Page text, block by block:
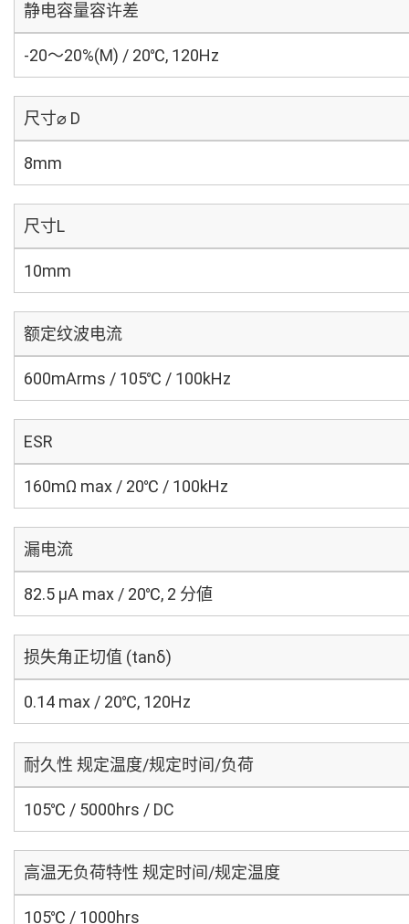
静电容量容许差
-20～20%(M) / 20℃, 120Hz
尺寸⌀ D
8mm
尺寸L
10mm
额定纹波电流
600mArms / 105℃ / 100kHz
ESR
160mΩ max / 20℃ / 100kHz
漏电流
82.5 μA max / 20℃, 2 分値
损失角正切值 (tanδ)
0.14 max / 20℃, 120Hz
耐久性 规定温度/规定时间/负荷
105℃ / 5000hrs / DC
高温无负荷特性 规定时间/规定温度
105℃ / 1000hrs